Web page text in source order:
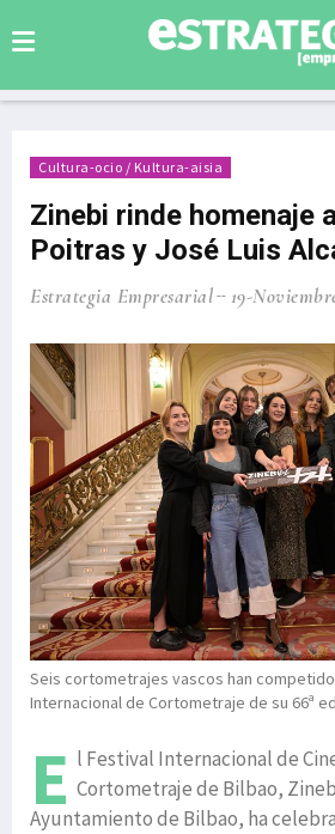
Cultura-ocio / Kultura-aisia
Zinebi rinde homenaje
Poitras y José Luis
Estrategia Empresarial 19-
Seis cortometrajes vascos han
Internacional de Cortometraje de su 66ª
E l Festival Internacional de
Cortometraje de Bilbao,
Ayuntamiento de Bilbao, ha